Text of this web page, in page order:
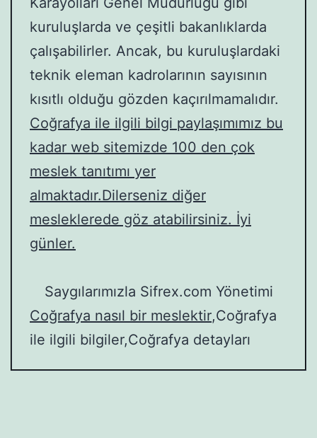
kuruluşlarda ve çeşitli bakanlıklarda
çalışabilirler. Ancak, bu kuruluşlardaki
teknik eleman kadrolarının sayısının
kısıtlı olduğu gözden kaçırılmamalıdır.
Coğrafya ile ilgili bilgi paylaşımımız bu
kadar web sitemizde 100 den çok
meslek tanıtımı yer
almaktadır.Dilerseniz diğer
mesleklerede göz atabilirsiniz. İyi
günler.
Saygılarımızla Sifrex.com Yönetimi
Coğrafya nasıl bir meslektir,Coğrafya
ile ilgili bilgiler,Coğrafya detayları